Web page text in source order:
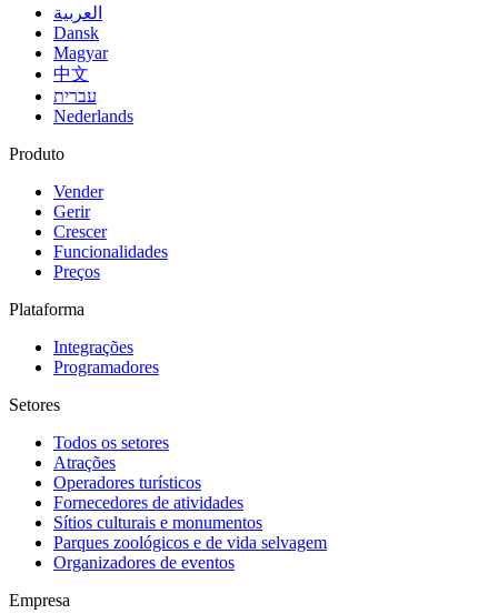
العربية
Dansk
Magyar
中文
עברית
Nederlands
Produto
Vender
Gerir
Crescer
Funcionalidades
Preços
Plataforma
Integrações
Programadores
Setores
Todos os setores
Atrações
Operadores turísticos
Fornecedores de atividades
Sítios culturais e monumentos
Parques zoológicos e de vida selvagem
Organizadores de eventos
Empresa